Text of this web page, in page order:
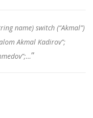
name) switch (“Akmal”)
Akmal Kadirov”;
”